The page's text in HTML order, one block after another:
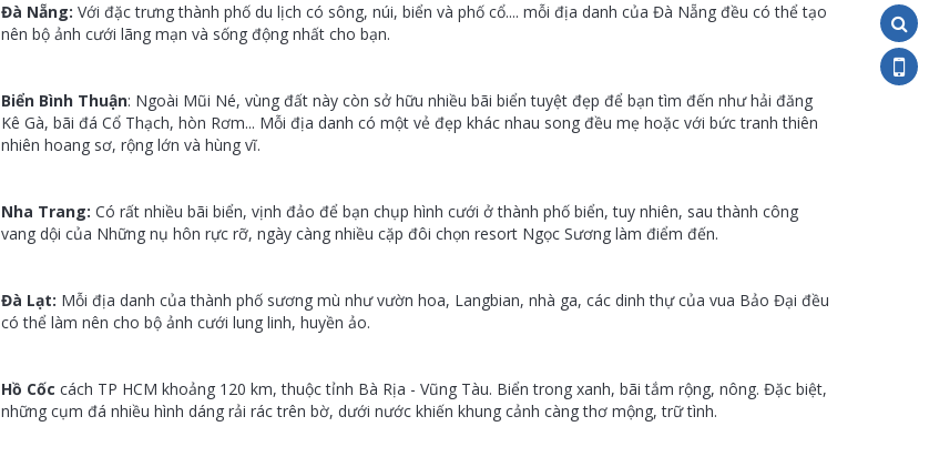
Đà Nẵng: Với đặc trưng thành phố du lịch có sông, núi, biển và phố cổ.... mỗi địa danh của Đà Nẵng đều có thể tạo
nên bộ ảnh cưới lãng mạn và sống động nhất cho bạn.
Biển Bình Thuận: Ngoài Mũi Né, vùng đất này còn sở hữu nhiều bãi biển tuyệt đẹp để bạn tìm đến như hải đăng
Kê Gà, bãi đá Cổ Thạch, hòn Rơm... Mỗi địa danh có một vẻ đẹp khác nhau song đều mẹ hoặc với bức tranh thiên
nhiên hoang sơ, rộng lớn và hùng vĩ.
Nha Trang: Có rất nhiều bãi biển, vịnh đảo để bạn chụp hình cưới ở thành phố biển, tuy nhiên, sau thành công
vang dội của Những nụ hôn rực rỡ, ngày càng nhiều cặp đôi chọn resort Ngọc Sương làm điểm đến.
Đà Lạt: Mỗi địa danh của thành phố sương mù như vườn hoa, Langbian, nhà ga, các dinh thự của vua Bảo Đại đều
có thể làm nên cho bộ ảnh cưới lung linh, huyền ảo.
Hồ Cốc cách TP HCM khoảng 120 km, thuộc tỉnh Bà Rịa - Vũng Tàu. Biển trong xanh, bãi tắm rộng, nông. Đặc biệt,
những cụm đá nhiều hình dáng rải rác trên bờ, dưới nước khiến khung cảnh càng thơ mộng, trữ tình.